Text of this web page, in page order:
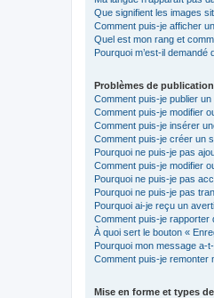
Que signifient les images
Comment puis-je afficher
Quel est mon rang et
Pourquoi m’est-il
Problèmes de publication
Comment puis-je publier
Comment puis-je modifier
Comment puis-je insérer
Comment puis-je créer un
Pourquoi ne puis-je pas
Comment puis-je modifier
Pourquoi ne puis-je pas
Pourquoi ne puis-je pas
Pourquoi ai-je reçu un
Comment puis-je
À quoi sert le bouton «
Pourquoi mon message a-
Comment puis-je remonter
Mise en forme et types